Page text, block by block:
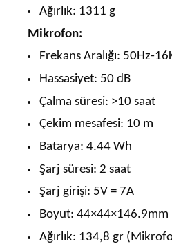
Ağırlık: 1311 g
Mikrofon:
Frekans Aralığı: 50Hz-
Hassasiyet: 50 dB
Çalma süresi: >10 saat
Çekim mesafesi: 10 m
Batarya: 4.44 Wh
Şarj süresi: 2 saat
Şarj girişi: 5V = 7A
Boyut: 44×44×146.9mm
Ağırlık: 134,8 gr